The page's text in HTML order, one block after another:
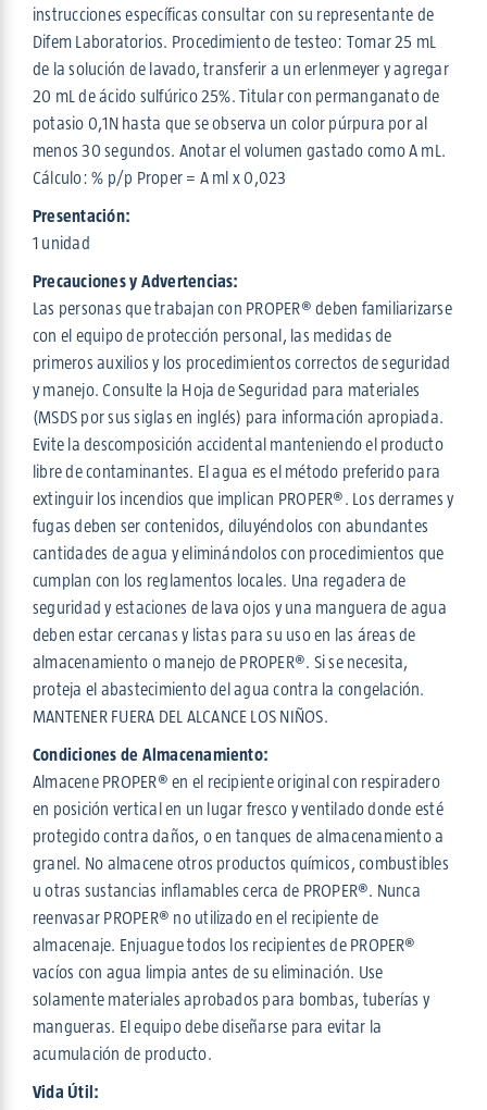
instrucciones específicas consultar con su representante de
Difem Laboratorios. Procedimiento de testeo: Tomar 25 mL
de la solución de lavado, transferir a un erlenmeyer y agregar
20 mL de ácido sulfúrico 25%. Titular con permanganato de
potasio 0,1N hasta que se observa un color púrpura por al
menos 30 segundos. Anotar el volumen gastado como A mL.
Cálculo: % p/p Proper = A ml x 0,023
Presentación:
1 unidad
Precauciones y Advertencias:
Las personas que trabajan con PROPER® deben familiarizarse
con el equipo de protección personal, las medidas de
primeros auxilios y los procedimientos correctos de seguridad
y manejo. Consulte la Hoja de Seguridad para materiales
(MSDS por sus siglas en inglés) para información apropiada.
Evite la descomposición accidental manteniendo el producto
libre de contaminantes. El agua es el método preferido para
extinguir los incendios que implican PROPER®. Los derrames y
fugas deben ser contenidos, diluyéndolos con abundantes
cantidades de agua y eliminándolos con procedimientos que
cumplan con los reglamentos locales. Una regadera de
seguridad y estaciones de lava ojos y una manguera de agua
deben estar cercanas y listas para su uso en las áreas de
almacenamiento o manejo de PROPER®. Si se necesita,
proteja el abastecimiento del agua contra la congelación.
MANTENER FUERA DEL ALCANCE LOS NIÑOS.
Condiciones de Almacenamiento:
Almacene PROPER® en el recipiente original con respiradero
en posición vertical en un lugar fresco y ventilado donde esté
protegido contra daños, o en tanques de almacenamiento a
granel. No almacene otros productos químicos, combustibles
u otras sustancias inflamables cerca de PROPER®. Nunca
reenvasar PROPER® no utilizado en el recipiente de
almacenaje. Enjuague todos los recipientes de PROPER®
vacíos con agua limpia antes de su eliminación. Use
solamente materiales aprobados para bombas, tuberías y
mangueras. El equipo debe diseñarse para evitar la
acumulación de producto.
Vida Útil: